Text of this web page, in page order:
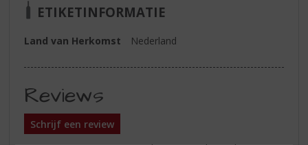
ETIKETINFORMATIE
Land van Herkomst Nederland
Reviews
Schrijf een review